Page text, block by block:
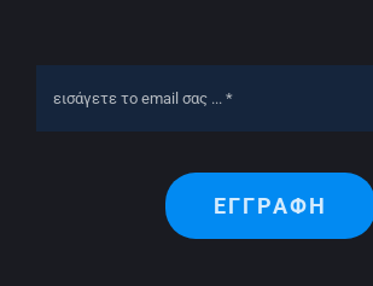
ΕΓΓΡΑΦΗ